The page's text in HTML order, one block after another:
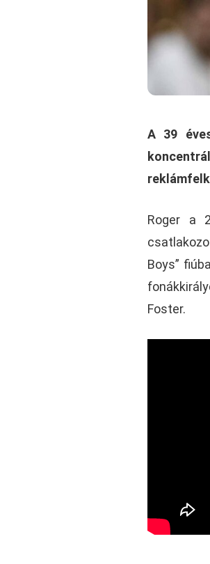
A 39
Roger a
Boys”
Foster.